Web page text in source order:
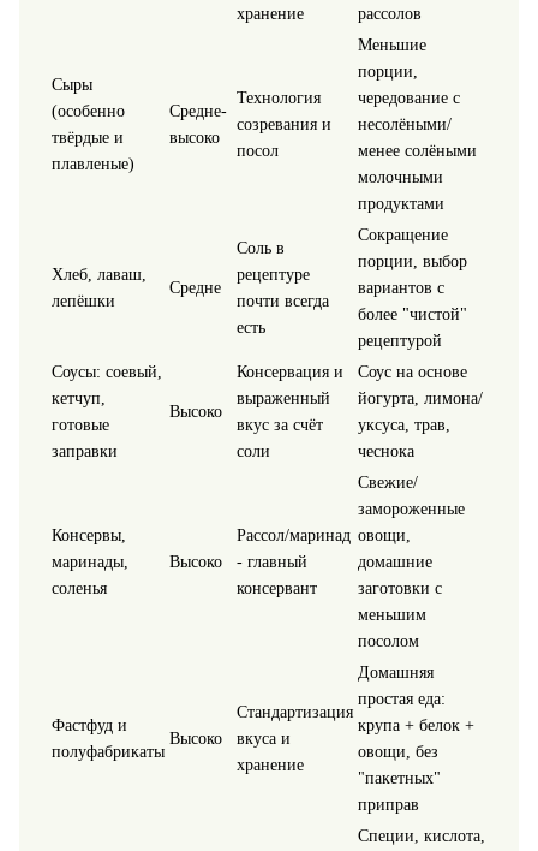
хранение
рассолов
Сыры
(особенно
твёрдые и
плавленые)
Средне-
высоко
Технология
созревания и
посол
Меньшие
порции,
чередование с
несолёными/
менее солёными
молочными
продуктами
Хлеб, лаваш,
лепёшки
Средне
Соль в
рецептуре
почти всегда
есть
Сокращение
порции, выбор
вариантов с
более "чистой"
рецептурой
Соусы: соевый,
кетчуп,
готовые
заправки
Высоко
Консервация и
выраженный
вкус за счёт
соли
Соус на основе
йогурта, лимона/
уксуса, трав,
чеснока
Консервы,
маринады,
соленья
Высоко
Рассол/маринад
- главный
консервант
Свежие/
замороженные
овощи,
домашние
заготовки с
меньшим
посолом
Фастфуд и
полуфабрикаты
Высоко
Стандартизация
вкуса и
хранение
Домашняя
простая еда:
крупа + белок +
овощи, без
"пакетных"
приправ
Специи, кислота,